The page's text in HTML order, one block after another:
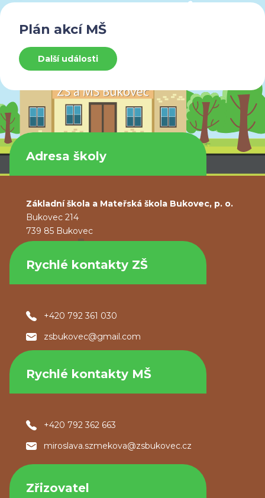
Plán akcí MŠ
Další události
Adresa školy
Základní škola a Mateřská škola Bukovec, p. o.
Bukovec 214
739 85 Bukovec
Rychlé kontakty ZŠ
+420 792 361 030
zsbukovec@gmail.com
Rychlé kontakty MŠ
+420 792 362 663
miroslava.szmekova@zsbukovec.cz
Zřizovatel